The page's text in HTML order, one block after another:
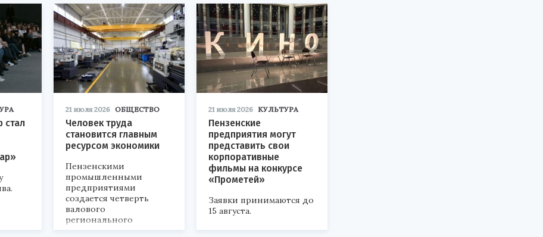
стал
21 июля 2026 ОБЩЕСТВО
Человек труда
становится главным
ресурсом экономики
Пензенскими
промышленными
предприятиями
создается четверть
валового
регионального
продукта и
21 июля 2026 КУЛЬТУРА
Пензенские
предприятия могут
представить свои
корпоративные
фильмы на конкурсе
«Прометей»
Заявки принимаются до
15 августа.